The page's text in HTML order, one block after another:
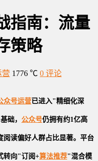
指南：流量
策略
营 1776 ℃ 0 评论
众号运营已进入"精细化深
础， 公众号仍拥有约1亿高
阅读偏好人群占比显著。平台
转向"订阅+算法推荐"混合模